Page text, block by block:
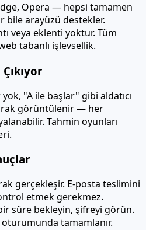
Opera — hepsi tamamen
bile arayüzü destekler.
veya eklenti yoktur. Tüm
tabanlı işlevsellik.
"A ile başlar" gibi aldatıcı
görüntülenir — her
Tahmin oyunları
gerçekleşir. E-posta teslimini
etmek gerekmez.
bir süre bekleyin, şifreyi görün.
tamamlanır.